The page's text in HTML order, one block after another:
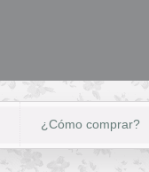
¿Cómo comprar?